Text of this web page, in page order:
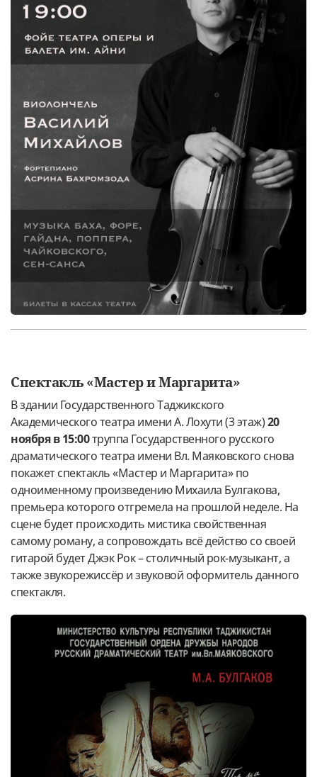
Спектакль «Мастер и Маргарита»
В здании Государственного Таджикского
Академического театра имени А. Лохути (3 этаж)20
ноября в 15:00труппа Государственного русского
драматического театра имени Вл. Маяковского снова
покажет спектакль «Мастер и Маргарита» по
одноименному произведению Михаила Булгакова,
премьера которого отгремела на прошлой неделе. На
сцене будет происходить мистика свойственная
самому роману, а сопровождать всё действо со своей
гитарой будет Джэк Рок – столичный рок-музыкант, а
также звукорежиссёр и звуковой оформитель данного
спектакля.